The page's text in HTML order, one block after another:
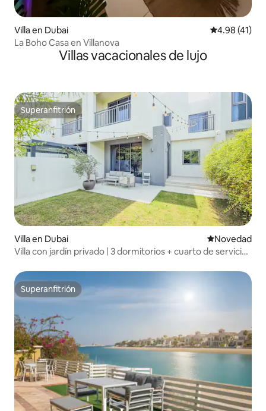
Villa en Dubai Calificación
4.98 (41)
La Boho Casa en Villanova
Villas vacacionales de lujo
Superanfitrión
Superanfitrión
Villa en Dubai Lugar para
Novedad
Villa con jardín privado | 3 dormitorios + cuarto de servicio,
Superanfitrión
Superanfitrión